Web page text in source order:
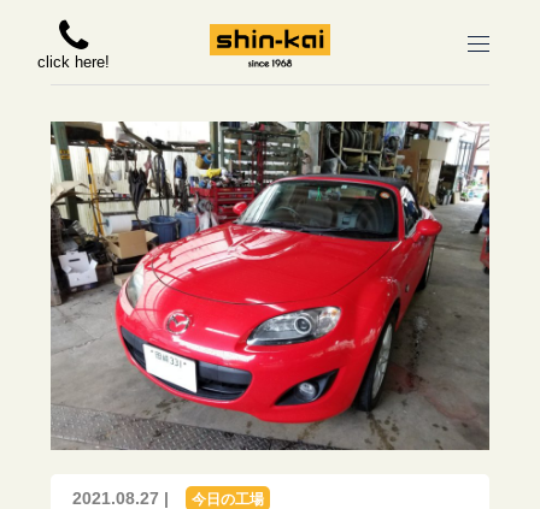
click here!
2021.08.27 | 今日の工場